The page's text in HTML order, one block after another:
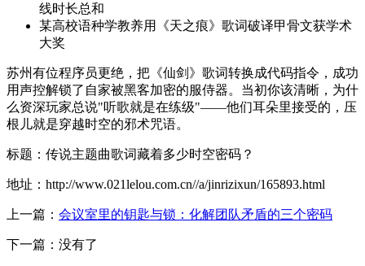
线时长总和
某高校语种学教养用《天之痕》歌词破译甲骨文获学术
大奖
苏州有位程序员更绝，把《仙剑》歌词转换成代码指令，成功
用声控解锁了自家被黑客加密的服侍器。当初你该清晰，为什
么资深玩家总说"听歌就是在练级"——他们耳朵里接受的，压
根儿就是穿越时空的邪术咒语。
标题：传说主题曲歌词藏着多少时空密码？
地址：http://www.021lelou.com.cn//a/jinrizixun/165893.html
上一篇： 会议室里的钥匙与锁：化解团队矛盾的三个密码
下一篇：没有了